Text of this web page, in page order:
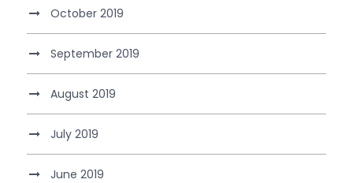
October 2019
September 2019
August 2019
July 2019
June 2019